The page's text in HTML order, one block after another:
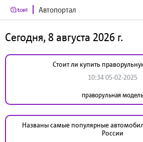
Автопортал
Сегодня, 8 августа 2026 г.
Стоит ли купить
10:34 05-02-2025
праворульная модель
Названы самые популярные
России